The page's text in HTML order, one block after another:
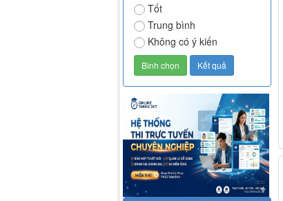
Tốt
Trung bình
Không có ý kiến